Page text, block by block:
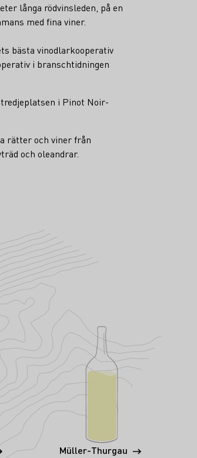
långa rödvinsleden, på en
med fina viner.
bästa vinodlarkooperativ
i branschtidningen
tredjeplatsen i Pinot Noir-
rätter och viner från
och oleandrar.
Müller-Thurgau